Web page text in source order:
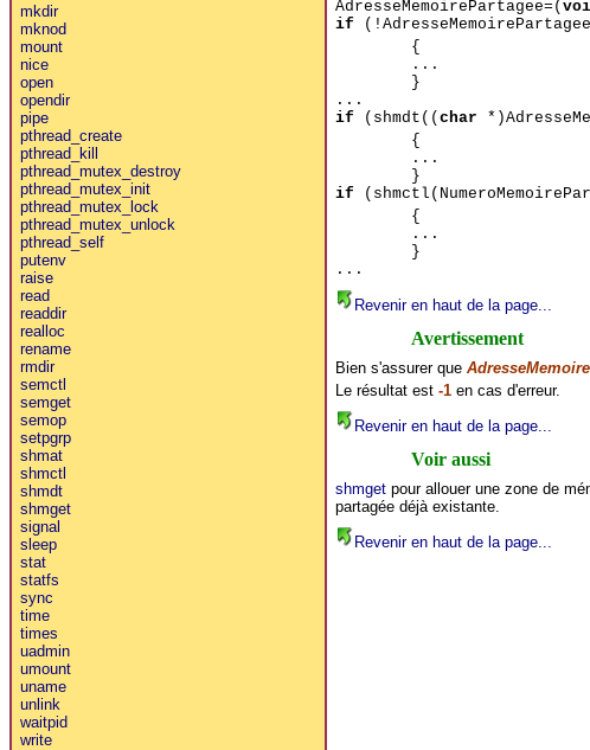
mkdir
mknod
mount
nice
open
opendir
pipe
pthread_create
pthread_kill
pthread_mutex_destroy
pthread_mutex_init
pthread_mutex_lock
pthread_mutex_unlock
pthread_self
putenv
raise
read
readdir
realloc
rename
rmdir
semctl
semget
semop
setpgrp
shmat
shmctl
shmdt
shmget
signal
sleep
stat
statfs
sync
time
times
uadmin
umount
uname
unlink
waitpid
write
AdresseMemoirePartagee=(
if
{
...
}
...
if(shmdt((char
{
...
}
if
{
...
}
...
Revenir en haut de la page...
Avertissement
Bien s'assurer que
Le résultat est -1en cas d'erreur.
Revenir en haut de la page...
Voir aussi
shmgetpour allouer une zone de
partagée déjà existante.
Revenir en haut de la page...